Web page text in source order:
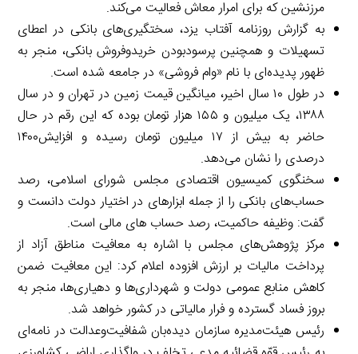
مرزنشین که برای امرار معاش فعالیت می‌کند.
به گزارش روزنامه آفتاب یزد، سختگیری‌های بانکی در اعطای
تسهیلات و همچنین پرسودبودن خریدوفروش بانکی، منجر به
ظهور پدیده‌ای با نام «وام فروشی» در جامعه شده است.
در طول ۱۰ سال اخیر، میانگین قیمت زمین در تهران و در سال
۱۳۸۸، یک میلیون و ۱۵۵ هزار تومان بوده که این رقم در حال
حاضر به بیش از ۱۷ میلیون تومان رسیده و افزایش۱۴۰۰
درصدی را نشان می‌دهد.
سخنگوی کمیسیون اقتصادی مجلس شورای اسلامی، رصد
حساب‌های بانکی را از جمله ابزارهای در اختیار دولت دانست و
گفت: وظیفه حاکمیت، رصد حساب های مالی است.
مرکز پژوهش‌های مجلس با اشاره به معافیت مناطق آزاد از
پرداخت مالیات بر ارزش افزوده اعلام کرد: این معافیت ضمن
کاهش منابع عمومی دولت و شهرداری‌ها و دهیاری‌ها، منجر به
بروز فساد گسترده و فرار مالیاتی در کشور خواهد شد.
رئیس هیئت‌مدیره سازمان دیده‌بان شفافیت‌وعدالت در نامه‌ای